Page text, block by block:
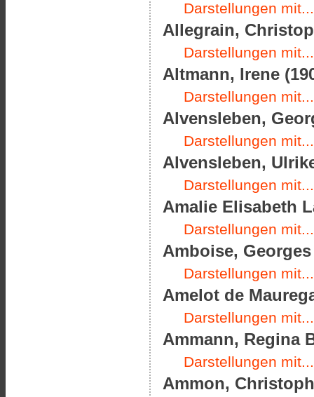
Darstellungen mit...
Allegrain,
Darstellungen mit...
Altmann, Irene
Darstellungen mit...
Alvensleben,
Darstellungen mit...
Alvensleben,
Darstellungen mit...
Amalie Elisabeth
Darstellungen mit...
Amboise, Georges
Darstellungen mit...
Amelot de
Darstellungen mit...
Ammann, Regina
Darstellungen mit...
Ammon,